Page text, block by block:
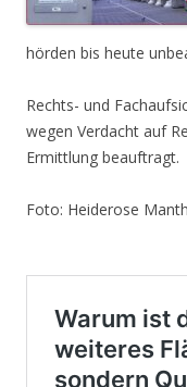
hörden bis heute
Rechts- und
wegen Verdacht auf
Ermittlung beauftragt.
Foto: Heiderose